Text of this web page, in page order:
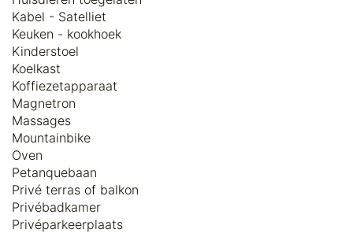
Kabel - Satelliet
Keuken - kookhoek
Kinderstoel
Koelkast
Koffiezetapparaat
Magnetron
Massages
Mountainbike
Oven
Petanquebaan
Privé terras of balkon
Privébadkamer
Privéparkeerplaats